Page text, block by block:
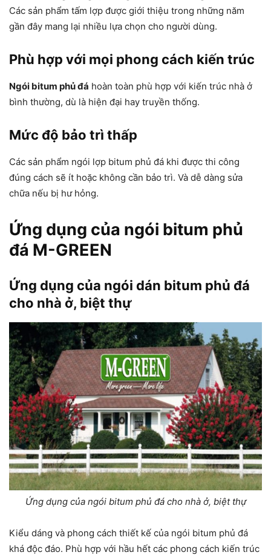
Các sản phẩm tấm lợp được giới thiệu trong những năm
gần đây mang lại nhiều lựa chọn cho người dùng.
Phù hợp với mọi phong cách kiến trúc
Ngói bitum phủ đá hoàn toàn phù hợp với kiến trúc nhà ở
bình thường, dù là hiện đại hay truyền thống.
Mức độ bảo trì thấp
Các sản phẩm ngói lợp bitum phủ đá khi được thi công
đúng cách sẽ ít hoặc không cần bảo trì. Và dễ dàng sửa
chữa nếu bị hư hỏng.
Ứng dụng của ngói bitum phủ
đá M-GREEN
Ứng dụng của ngói dán bitum phủ đá
cho nhà ở, biệt thự
Ứng dụng của ngói bitum phủ đá cho nhà ở, biệt thự
Kiểu dáng và phong cách thiết kế của ngói bitum phủ đá
khá độc đáo. Phù hợp với hầu hết các phong cách kiến trúc